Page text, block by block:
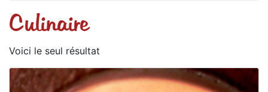
Culinaire
Voici le seul résultat